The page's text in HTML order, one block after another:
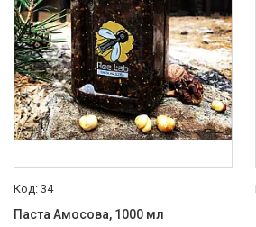
Фундук в меді
Волоський горіх в меді
Насіння соняшника в меді
Гарбузові зерна в меді
Квітковий пилок
Горіхова паста
34
Паста Амосова, 1000 мл